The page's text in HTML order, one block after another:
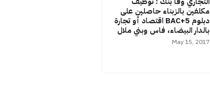
مكلفين بالزبناء حاصلين على
دبلوم BAC+5 اقتصاد أو تجارة
بالدار البيضاء، فاس وبني ملال
May 15, 2017